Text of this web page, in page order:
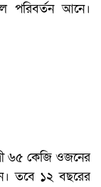
আনে।
৬৫ কেজি ওজনের
তবে ১২ বছরের